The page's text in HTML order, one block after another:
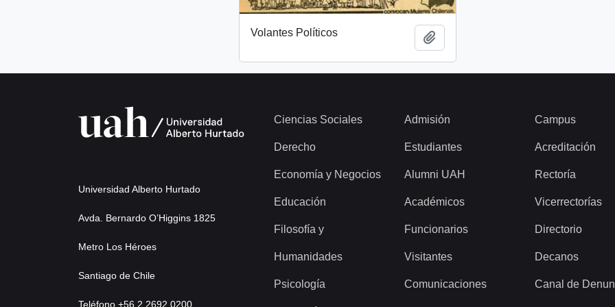
Volantes Políticos
Universidad Alberto Hurtado
Avda. Bernardo O’Higgins 1825
Metro Los Héroes
Santiago de Chile
Teléfono +56 2 2692 0200
Ciencias Sociales
Derecho
Economía y Negocios
Educación
Filosofía y
Humanidades
Psicología
Admisión
Estudiantes
Alumni UAH
Académicos
Funcionarios
Visitantes
Comunicaciones
Campus
Acreditación
Rectoría
Vicerrectorías
Directorio
Decanos
Canal de